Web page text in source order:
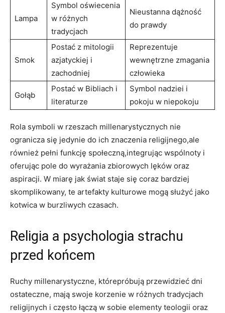
Lampa
Symbol oświecenia⁤
w różnych
tradycjach
Nieustanna dążność
do prawdy
Smok
Postać z⁣ mitologii
azjatyckiej i
zachodniej
Reprezentuje
wewnętrzne zmagania‌
człowieka
Gołąb
Postać w Bibliach i
⁤literaturze
Symbol nadziei i
pokoju w niepokoju
Rola symboli⁤ w ‍rzeszach millenarystycznych nie
ogranicza się jedynie do ich znaczenia religijnego,ale
również pełni funkcję społeczną,integrując​ wspólnoty i
oferując⁤ pole do wyrażania zbiorowych⁤ lęków oraz
aspiracji. W miarę jak świat staje się coraz bardziej⁣
skomplikowany, te‍ artefakty kulturowe mogą ⁤służyć jako​
kotwica w burzliwych czasach.
Religia a ⁢psychologia strachu
przed końcem
Ruchy millenarystyczne, którepróbują przewidzieć dni
ostateczne, mają swoje korzenie‍ w różnych ⁢tradycjach
religijnych⁤ i często łączą w sobie elementy​ teologii oraz